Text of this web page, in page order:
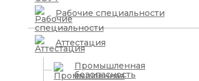
Рабочие специальности
Аттестация
Промышленная
безопасность